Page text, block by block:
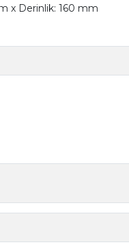
x Derinlik: 160 mm